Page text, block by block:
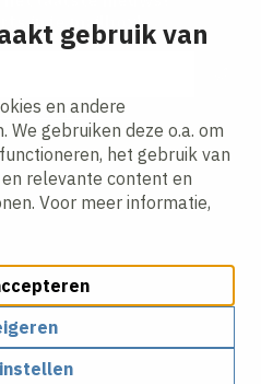
gebruik van
en andere
gebruiken deze o.a. om
het gebruik van
relevante content en
Voor meer informatie,
in je mailbox!
statement.
Privacy policy